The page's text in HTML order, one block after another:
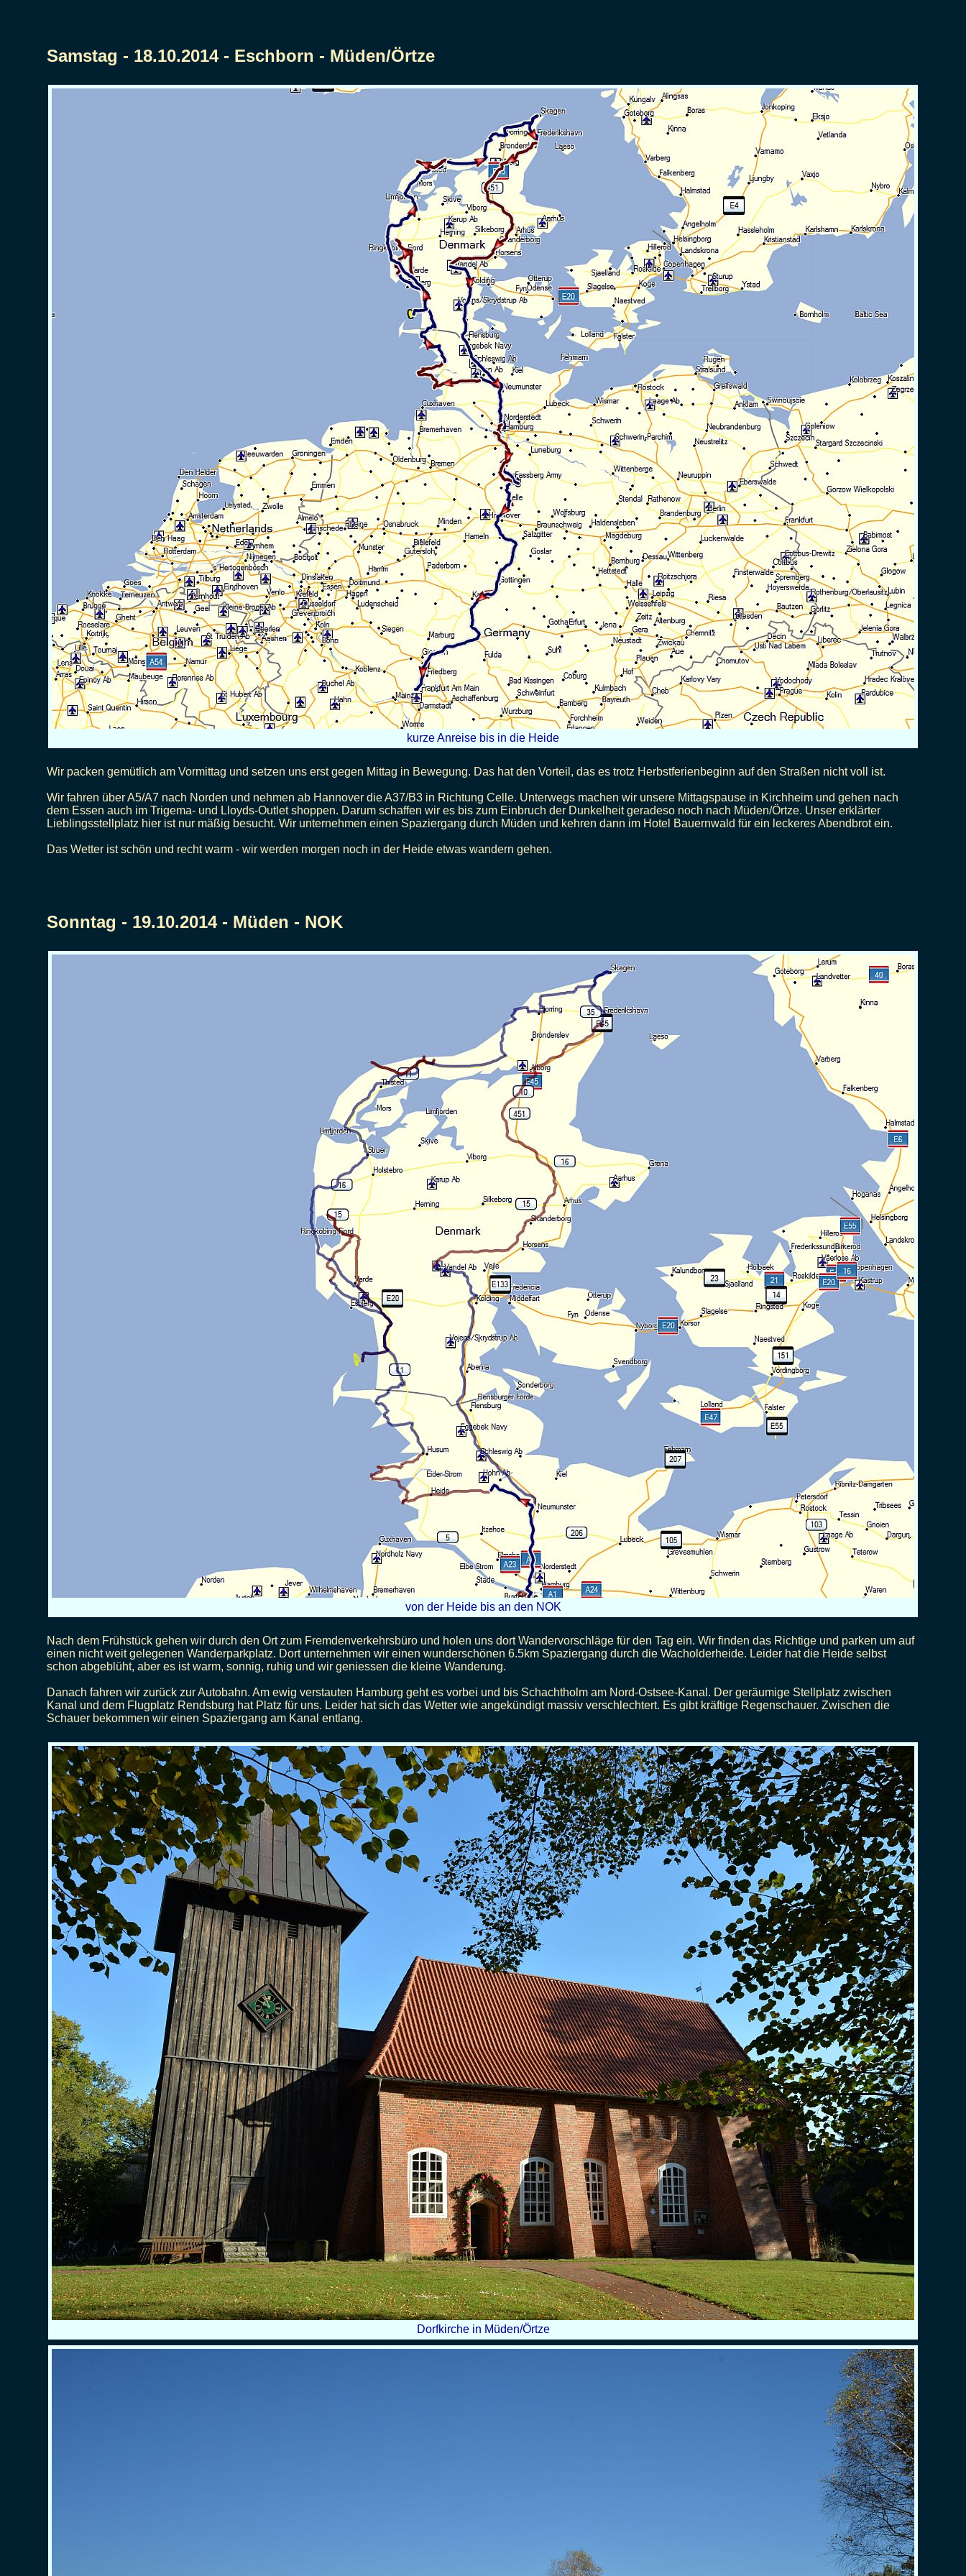
Samstag - 18.10.2014 - Eschborn - Müden/Örtze
kurze Anreise bis in die Heide
Wir packen gemütlich am Vormittag und setzen uns erst gegen Mittag in Bewegung. Das hat den Vorteil, das es trotz Herbstferienbeginn auf den Straßen nicht voll ist.
Wir fahren über A5/A7 nach Norden und nehmen ab Hannover die A37/B3 in Richtung Celle. Unterwegs machen wir unsere Mittagspause in Kirchheim und gehen nach
dem Essen auch im Trigema- und Lloyds-Outlet shoppen. Darum schaffen wir es bis zum Einbruch der Dunkelheit geradeso noch nach Müden/Örtze. Unser erklärter
Lieblingsstellplatz hier ist nur mäßig besucht. Wir unternehmen einen Spaziergang durch Müden und kehren dann im Hotel Bauernwald für ein leckeres Abendbrot ein.
Das Wetter ist schön und recht warm - wir werden morgen noch in der Heide etwas wandern gehen.
Sonntag - 19.10.2014 - Müden - NOK
von der Heide bis an den NOK
Nach dem Frühstück gehen wir durch den Ort zum Fremdenverkehrsbüro und holen uns dort Wandervorschläge für den Tag ein. Wir finden das Richtige und parken um auf
einen nicht weit gelegenen Wanderparkplatz. Dort unternehmen wir einen wunderschönen 6.5km Spaziergang durch die Wacholderheide. Leider hat die Heide selbst
schon abgeblüht, aber es ist warm, sonnig, ruhig und wir geniessen die kleine Wanderung.
Danach fahren wir zurück zur Autobahn. Am ewig verstauten Hamburg geht es vorbei und bis Schachtholm am Nord-Ostsee-Kanal. Der geräumige Stellplatz zwischen
Kanal und dem Flugplatz Rendsburg hat Platz für uns. Leider hat sich das Wetter wie angekündigt massiv verschlechtert. Es gibt kräftige Regenschauer. Zwischen die
Schauer bekommen wir einen Spaziergang am Kanal entlang.
Dorfkirche in Müden/Örtze